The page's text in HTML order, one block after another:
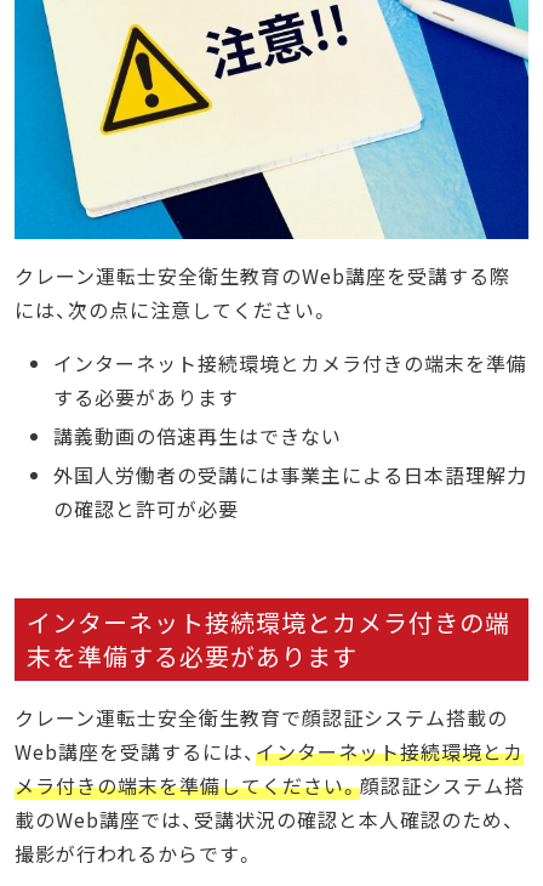
クレーン運転士安全衛生教育のWeb講座を受講する際
には、次の点に注意してください。
インターネット接続環境とカメラ付きの端末を準備
する必要があります
講義動画の倍速再生はできない
外国人労働者の受講には事業主による日本語理解力
の確認と許可が必要
インターネット接続環境とカメラ付きの端
末を準備する必要があります
クレーン運転士安全衛生教育で顔認証システム搭載の
Web講座を受講するには、インターネット接続環境とカ
メラ付きの端末を準備してください。顔認証システム搭
載のWeb講座では、受講状況の確認と本人確認のため、
撮影が行われるからです。